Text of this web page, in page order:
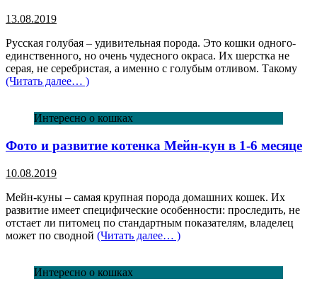
13.08.2019
Русская голубая – удивительная порода. Это кошки одного-
единственного, но очень чудесного окраса. Их шерстка не
серая, не серебристая, а именно с голубым отливом. Такому
(Читать далее… )
Интересно о кошках
Фото и развитие котенка Мейн-кун в 1-6 месяце
10.08.2019
Мейн-куны – самая крупная порода домашних кошек. Их
развитие имеет специфические особенности: проследить, не
отстает ли питомец по стандартным показателям, владелец
может по сводной (Читать далее… )
Интересно о кошках